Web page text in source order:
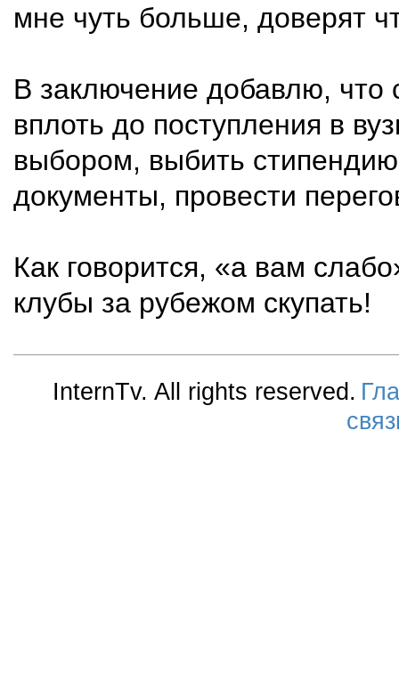
мне чуть больше, доверят
В заключение добавлю, что
вплоть до поступления в
выбором, выбить
документы, провести
Как говорится, «а вам
клубы за рубежом скупать!
InternTv. All rights reserved.